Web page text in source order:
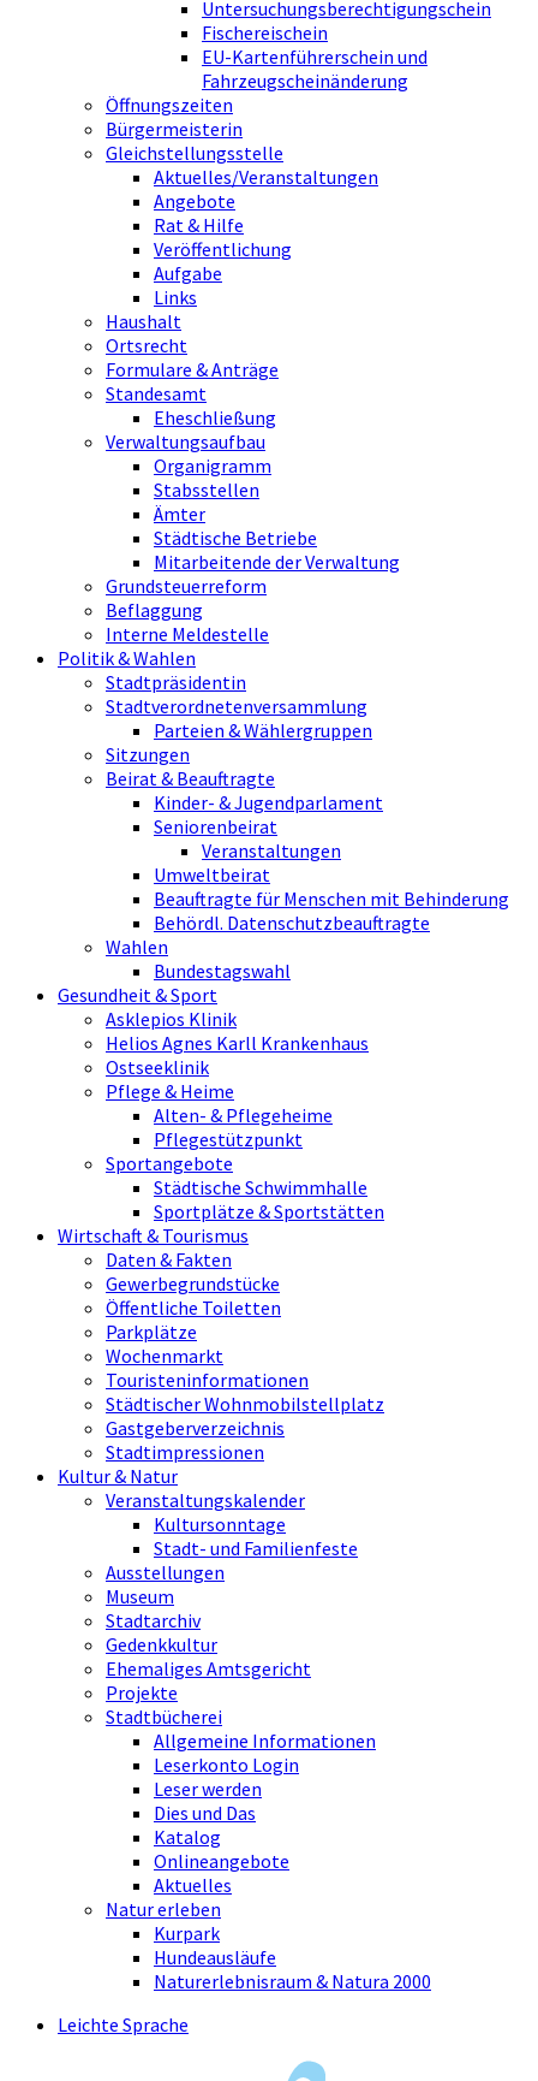
Untersuchungsberechtigungschein
Fischereischein
EU-Kartenführerschein und
Fahrzeugscheinänderung
Öffnungszeiten
Bürgermeisterin
Gleichstellungsstelle
Aktuelles/Veranstaltungen
Angebote
Rat & Hilfe
Veröffentlichung
Aufgabe
Links
Haushalt
Ortsrecht
Formulare & Anträge
Standesamt
Eheschließung
Verwaltungsaufbau
Organigramm
Stabsstellen
Ämter
Städtische Betriebe
Mitarbeitende der Verwaltung
Grundsteuerreform
Beflaggung
Interne Meldestelle
Politik & Wahlen
Stadtpräsidentin
Stadtverordnetenversammlung
Parteien & Wählergruppen
Sitzungen
Beirat & Beauftragte
Kinder- & Jugendparlament
Seniorenbeirat
Veranstaltungen
Umweltbeirat
Beauftragte für Menschen mit Behinderung
Behördl. Datenschutzbeauftragte
Wahlen
Bundestagswahl
Gesundheit & Sport
Asklepios Klinik
Helios Agnes Karll Krankenhaus
Ostseeklinik
Pflege & Heime
Alten- & Pflegeheime
Pflegestützpunkt
Sportangebote
Städtische Schwimmhalle
Sportplätze & Sportstätten
Wirtschaft & Tourismus
Daten & Fakten
Gewerbegrundstücke
Öffentliche Toiletten
Parkplätze
Wochenmarkt
Touristeninformationen
Städtischer Wohnmobilstellplatz
Gastgeberverzeichnis
Stadtimpressionen
Kultur & Natur
Veranstaltungskalender
Kultursonntage
Stadt- und Familienfeste
Ausstellungen
Museum
Stadtarchiv
Gedenkkultur
Ehemaliges Amtsgericht
Projekte
Stadtbücherei
Allgemeine Informationen
Leserkonto Login
Leser werden
Dies und Das
Katalog
Onlineangebote
Aktuelles
Natur erleben
Kurpark
Hundeausläufe
Naturerlebnisraum & Natura 2000
Leichte Sprache